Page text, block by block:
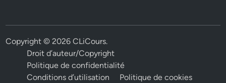
Copyright © 2026CLiCours.
Droit d’auteur/Copyright
Politique de confidentialité
Conditions d’utilisation
Politique de cookies